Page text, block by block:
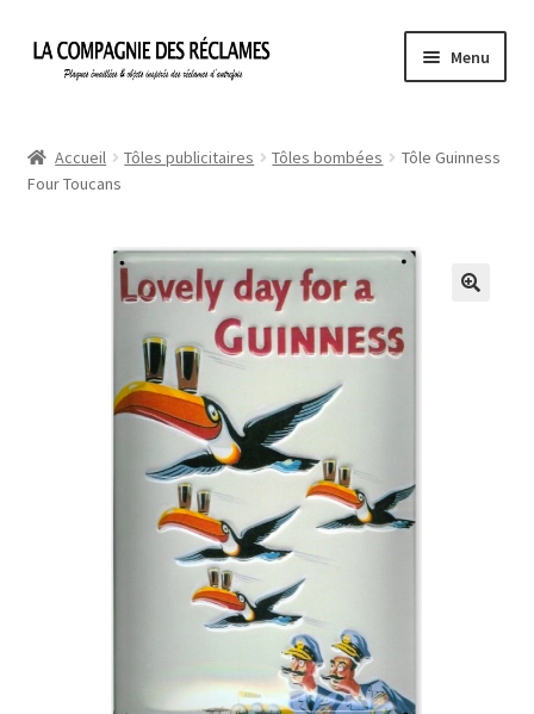
Aller
Aller
Menu
À propos de La Compagnie des Réclames
Informations légales
Politique de confidentialité
Une histoire de plaques émaillées
Accueil Tôles publicitaires Tôles bombées
Tôle Guinness
Four Toucans